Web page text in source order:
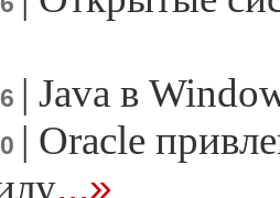
| Java в
| Oracle
...»